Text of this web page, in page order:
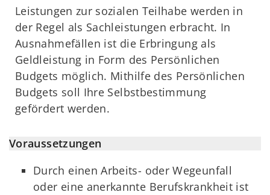
Leistungen zur sozialen Teilhabe werden in
der Regel als Sachleistungen erbracht. In
Ausnahmefällen ist die Erbringung als
Geldleistung in Form des Persönlichen
Budgets möglich. Mithilfe des Persönlichen
Budgets soll Ihre Selbstbestimmung
gefördert werden.
Voraussetzungen
Durch einen Arbeits- oder Wegeunfall
oder eine anerkannte Berufskrankheit ist